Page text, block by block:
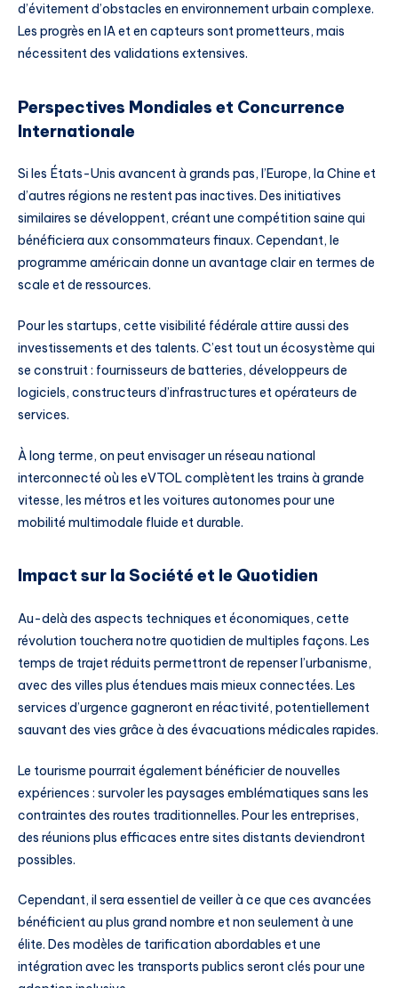
d’évitement d’obstacles en environnement urbain complexe.
Les progrès en IA et en capteurs sont prometteurs, mais
nécessitent des validations extensives.
Perspectives Mondiales et Concurrence
Internationale
Si les États-Unis avancent à grands pas, l’Europe, la Chine et
d’autres régions ne restent pas inactives. Des initiatives
similaires se développent, créant une compétition saine qui
bénéficiera aux consommateurs finaux. Cependant, le
programme américain donne un avantage clair en termes de
scale et de ressources.
Pour les startups, cette visibilité fédérale attire aussi des
investissements et des talents. C’est tout un écosystème qui
se construit : fournisseurs de batteries, développeurs de
logiciels, constructeurs d’infrastructures et opérateurs de
services.
À long terme, on peut envisager un réseau national
interconnecté où les eVTOL complètent les trains à grande
vitesse, les métros et les voitures autonomes pour une
mobilité multimodale fluide et durable.
Impact sur la Société et le Quotidien
Au-delà des aspects techniques et économiques, cette
révolution touchera notre quotidien de multiples façons. Les
temps de trajet réduits permettront de repenser l’urbanisme,
avec des villes plus étendues mais mieux connectées. Les
services d’urgence gagneront en réactivité, potentiellement
sauvant des vies grâce à des évacuations médicales rapides.
Le tourisme pourrait également bénéficier de nouvelles
expériences : survoler les paysages emblématiques sans les
contraintes des routes traditionnelles. Pour les entreprises,
des réunions plus efficaces entre sites distants deviendront
possibles.
Cependant, il sera essentiel de veiller à ce que ces avancées
bénéficient au plus grand nombre et non seulement à une
élite. Des modèles de tarification abordables et une
intégration avec les transports publics seront clés pour une